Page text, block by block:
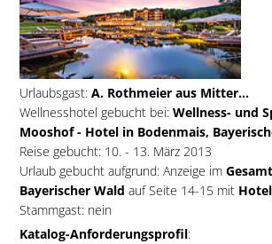
Urlaubsgast:A. Rothmeier aus Mitter...
Wellnesshotel gebucht bei:Wellness- und
Mooshof - Hotel in Bodenmais,
Reise gebucht: 10. - 13. März 2013
Urlaub gebucht aufgrund: Anzeige im
Bayerischer Wald auf Seite 14-15 mit
Stammgast: nein
Katalog-Anforderungsprofil: